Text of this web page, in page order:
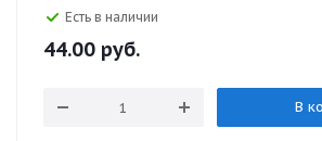
Есть в наличии
44.00 руб.
В